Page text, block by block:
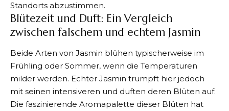
Standorts abzustimmen.
Blütezeit und Duft: Ein Vergleich
zwischen falschem und echtem Jasmin
Beide Arten von Jasmin blühen typischerweise im
Frühling oder Sommer, wenn die Temperaturen
milder werden. Echter Jasmin trumpft hier jedoch
mit seinen intensiveren und duften deren Blüten auf.
Die faszinierende Aromapalette dieser Blüten hat